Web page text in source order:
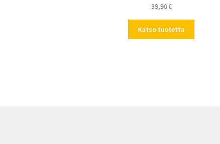
39,90€
Katso tuotetta